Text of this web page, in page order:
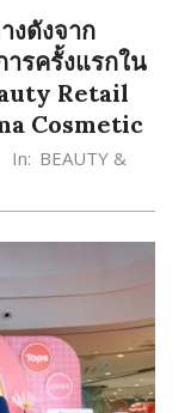
งดังจาก
ารครั้งแรกใน
Retail
Cosmetic
In: BEAUTY &